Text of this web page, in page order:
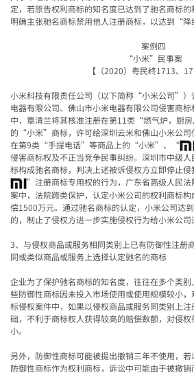
定，若原告权利商标的知名度已达到了驰名商标
明确主张驰名商标禁用他人注册商标，以达到“降
案例四
“小米” 民事案
【（2020）粤民终1713、
小米科技有限责任公司（以下简称 “小米公司” ）
电器有限公司、佛山市小米电器有限公司侵害商
中，覃清兰将其核准注册在第11类 “燃气炉，厨
的 “小米” 商标，许可给深圳云米和佛山小米公
在第9类 “手提电话” 等商品上的 “小米” 、 “
侵害商标权及不正当竞争民事纠纷。深圳市中级
标构成驰名商标，判决上述被诉侵权方立即停止侵
” 注册商标专用权的行为，广东省高级人民
案中，法院跨类保护，认定小米公司的权利商标
偿1500万元。通过驰名商标的认定，小米公司达
的，制止了侵权方进一步实施侵权行为给小米公司
3、与侵权商品或服务相同类别上已有防御性注册
同或类似商品或服务上选择认定驰名的商标
企业为了保护驰名商标的知名度，往往在多个类
些防御性商标因未投入市场使用或使用规模较小
标侵权案件中，如果以侵权商品或服务同类别上
础，不利于商标权人获得较高的赔偿数额，对侵
小。
另外，防御性商标可能被提出撤销三年不使用，
防御性商标作为权利商标，诉讼中可能由于被撤销